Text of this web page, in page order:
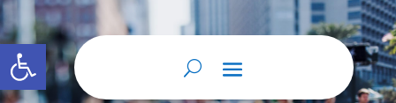
Abrir barra de herramientas